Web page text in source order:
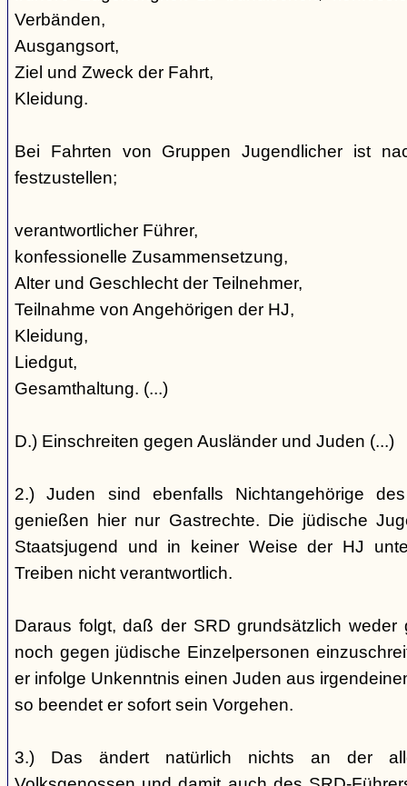
Verbänden,
Ausgangsort,
Ziel und Zweck der Fahrt,
Kleidung.
Bei Fahrten von Gruppen Jugendlicher ist
festzustellen;
verantwortlicher Führer,
konfessionelle Zusammensetzung,
Alter und Geschlecht der Teilnehmer,
Teilnahme von Angehörigen der HJ,
Kleidung,
Liedgut,
Gesamthaltung. (...)
D.) Einschreiten gegen Ausländer und Juden (...)
2.) Juden sind ebenfalls Nichtangehörige
genießen hier nur Gastrechte. Die jüdische
Staatsjugend und in keiner Weise der HJ
Treiben nicht verantwortlich.
Daraus folgt, daß der SRD grundsätzlich weder
noch gegen jüdische Einzelpersonen
er infolge Unkenntnis einen Juden aus
so beendet er sofort sein Vorgehen.
3.) Das ändert natürlich nichts an der